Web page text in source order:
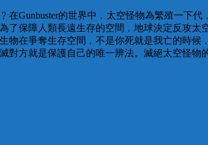
Gunbuster的世界中﹐太空怪物為繁殖一下代
保障人類長遠生存的空間﹐地球決定反攻太
在爭奪生存空間﹐不是你死就是我亡的時候
方就是保護自己的唯一辨法。滅絕太空怪物